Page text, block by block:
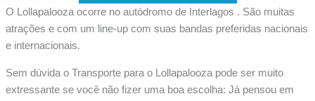
O Lollapalooza ocorre no autódromo de Interlagos . São muitas
atrações e com um line-up com suas bandas preferidas nacionais
e internacionais.
Sem dúvida o Transporte para o Lollapalooza pode ser muito
extressante se você não fizer uma boa escolha: Já pensou em